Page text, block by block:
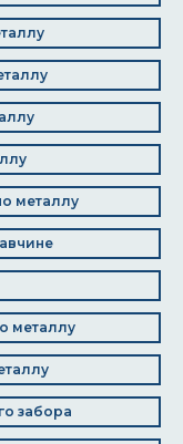
металлу
металлу
забора